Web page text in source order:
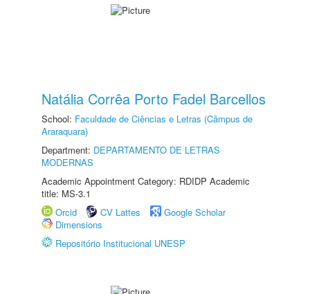
Natália Corrêa Porto Fadel Barcellos
School: Faculdade de Ciências e Letras (Câmpus de
Araraquara)
Department: DEPARTAMENTO DE LETRAS
MODERNAS
Academic Appointment Category: RDIDP Academic
title: MS-3.1
Orcid
CV Lattes
Google Scholar
Dimensions
Repositório Institucional UNESP